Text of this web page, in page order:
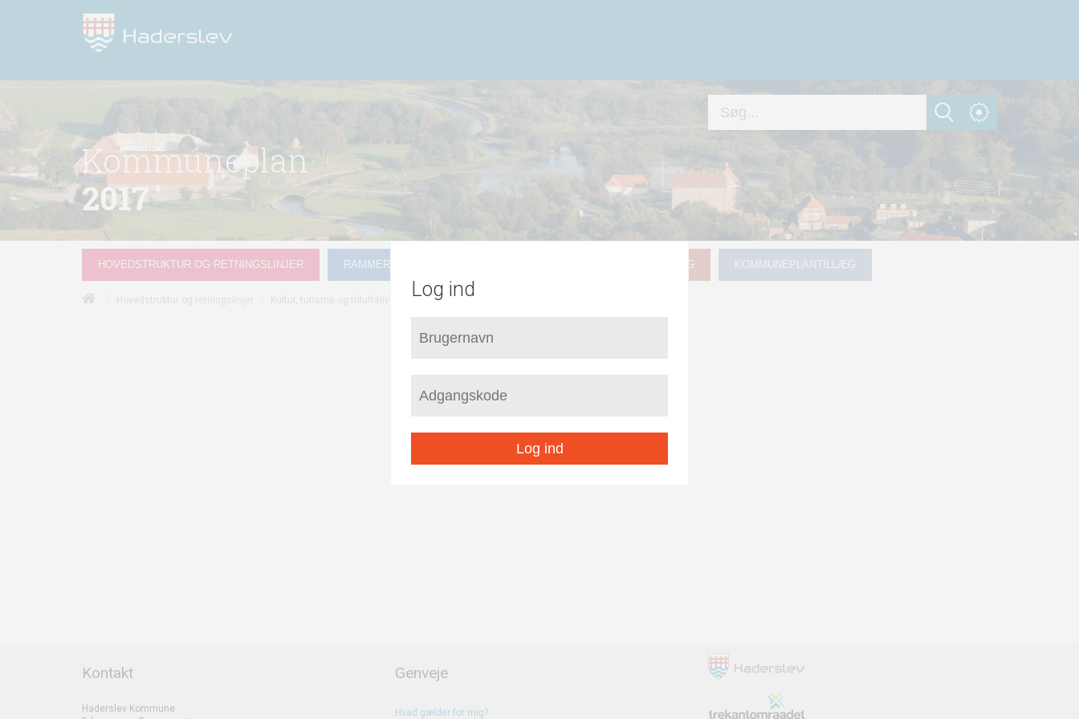
Kommuneplan
2017
HOVEDSTRUKTUR OG RETNINGSLINJER RAMMER FOR LOKALPLANLÆGNING HVAD GÆLDER FOR MIG KOMMUNEPLANTILLÆG
Kultur
Log ind
Log ind
Kontakt
Haderslev Kommune
Genveje
Hvad gælder for mig?